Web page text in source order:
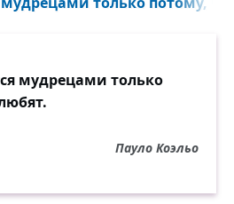
мудрецами только
Пауло Коэльо